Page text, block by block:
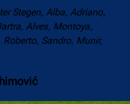
Stegen, Alba, Adriano,
Alves, Montoya,
Sandro, Munir,